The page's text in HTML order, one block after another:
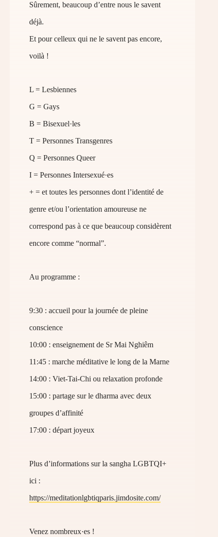
Sûrement, beaucoup d’entre nous le savent
déjà.
Et pour celleux qui ne le savent pas encore,
voilà !
L = Lesbiennes
G = Gays
B = Bisexuel·les
T = Personnes Transgenres
Q = Personnes Queer
I = Personnes Intersexué·es
+ = et toutes les personnes dont l’identité de
genre et/ou l’orientation amoureuse ne
correspond pas à ce que beaucoup considèrent
encore comme “normal”.
Au programme :
9:30 : accueil pour la journée de pleine
conscience
10:00 : enseignement de Sr Mai Nghiêm
11:45 : marche méditative le long de la Marne
14:00 : Viet-Tai-Chi ou relaxation profonde
15:00 : partage sur le dharma avec deux
groupes d’affinité
17:00 : départ joyeux
Plus d’informations sur la sangha LGBTQI+
ici :
https://meditationlgbtiqparis.jimdosite.com/
Venez nombreux·es !